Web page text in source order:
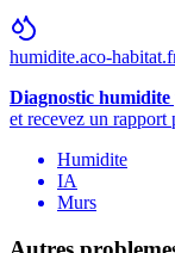
humidite.aco-
Diagnostic
et recevez un rapport
Humidite
IA
Murs